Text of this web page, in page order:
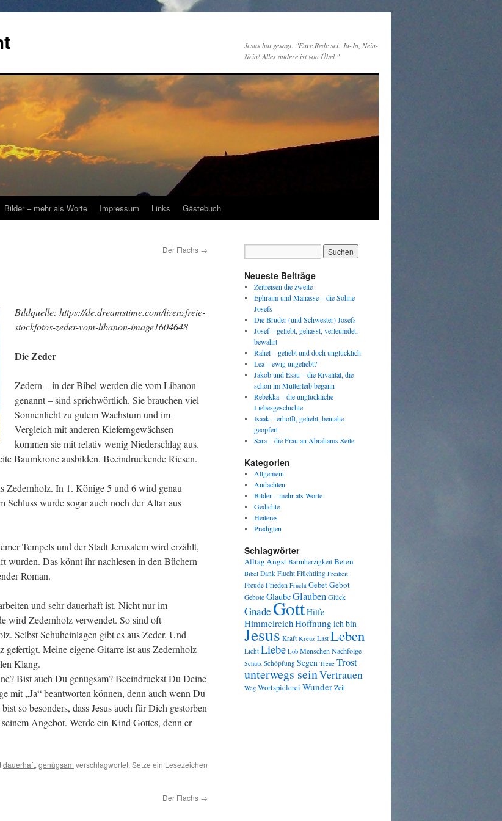
Jesus hat gesagt: "Eure Rede sei: Ja-Ja, Nein-
Nein! Alles andere ist von Übel."
Bilder – mehr als Worte Impressum Links Gästebuch
Der Flachs →
Bildquelle: https://de.dreamstime.com/lizenzfreie-
stockfotos-zeder-vom-libanon-image1604648
Die Zeder
Zedern – in der Bibel werden die vom Libanon
genannt – sind sprichwörtlich. Sie brauchen viel
Sonnenlicht zu gutem Wachstum und im
Vergleich mit anderen Kieferngewächsen
kommen sie mit relativ wenig Niederschlag aus.
Baumkrone ausbilden. Beeindruckende Riesen.
Zedernholz. In 1. Könige 5 und 6 wird genau
Schluss wurde sogar auch noch der Altar aus
Tempels und der Stadt Jerusalem wird erzählt,
wurden. Das könnt ihr nachlesen in den Büchern
Roman.
und sehr dauerhaft ist. Nicht nur im
wird Zedernholz verwendet. So sind oft
Selbst Schuheinlagen gibt es aus Zeder. Und
Meine eigene Gitarre ist aus Zedernholz –
Klang.
Bist auch Du genügsam? Beeindruckst Du Deine
mit „Ja“ beantworten können, denn auch wenn Du
so besonders, dass Jesus auch für Dich gestorben
Angebot. Werde ein Kind Gottes, denn er
dauerhaft, genügsam verschlagwortet. Setze ein Lesezeichen
Der Flachs →
Neueste Beiträge
Zeitreisen die zweite
Ephraim und Manasse – die Söhne
Josefs
Die Brüder (und Schwester) Josefs
Josef – geliebt, gehasst, verleumdet,
bewahrt
Rahel – geliebt und doch unglücklich
Lea – ewig ungeliebt?
Jakob und Esau – die Rivalität, die
schon im Mutterleib begann
Rebekka – die unglückliche
Liebesgeschichte
Isaak – erhofft, geliebt, beinahe
geopfert
Sara – die Frau an Abrahams Seite
Kategorien
Allgemein
Andachten
Bilder – mehr als Worte
Gedichte
Heiteres
Predigten
Schlagwörter
AlltagAngst Barmherzigkeit Beten
Bibel Dank Flucht Flüchtling Freiheit
Freude Frieden Frucht GebetGebot
Gebote GlaubeGlaubenGlück
GnadeGottHilfe
HimmelreichHoffnung ich bin
Jesus Kraft Kreuz Last Leben
Licht Liebe Lob MenschenNachfolge
Schutz Schöpfung Segen Treue Trost
unterwegs seinVertrauen
Weg Wortspielerei WunderZeit